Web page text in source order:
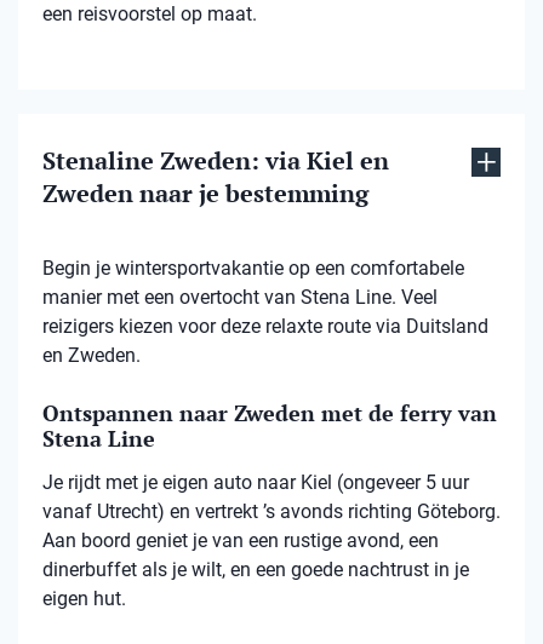
een reisvoorstel op maat.
Stenaline Zweden: via Kiel en
Zweden naar je bestemming
Begin je wintersportvakantie op een comfortabele
manier met een overtocht van Stena Line. Veel
reizigers kiezen voor deze relaxte route via Duitsland
en Zweden.
Ontspannen naar Zweden met de ferry van
Stena Line
Je rijdt met je eigen auto naar Kiel (ongeveer 5 uur
vanaf Utrecht) en vertrekt ’s avonds richting Göteborg.
Aan boord geniet je van een rustige avond, een
dinerbuffet als je wilt, en een goede nachtrust in je
eigen hut.